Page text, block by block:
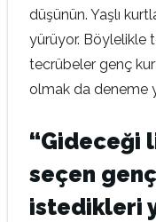
düşünün. Yaşlı
yürüyor. Böylelikle
tecrübeler genç
olmak da deneme
“Gideceği
seçen
istedikleri